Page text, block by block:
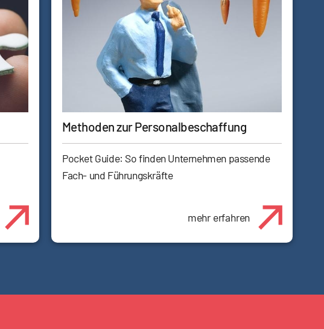
Methoden zur Personalbeschaffung
Pocket Guide: So finden Unternehmen passende
Fach- und Führungskräfte
mehr erfahren